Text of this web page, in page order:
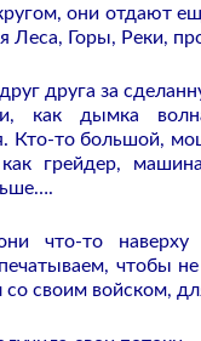
они отдают
Леса, Горы, Реки,
друга за
как дымка
Кто-то большой,
грейдер,
они что-то
чтобы
со своим войском,